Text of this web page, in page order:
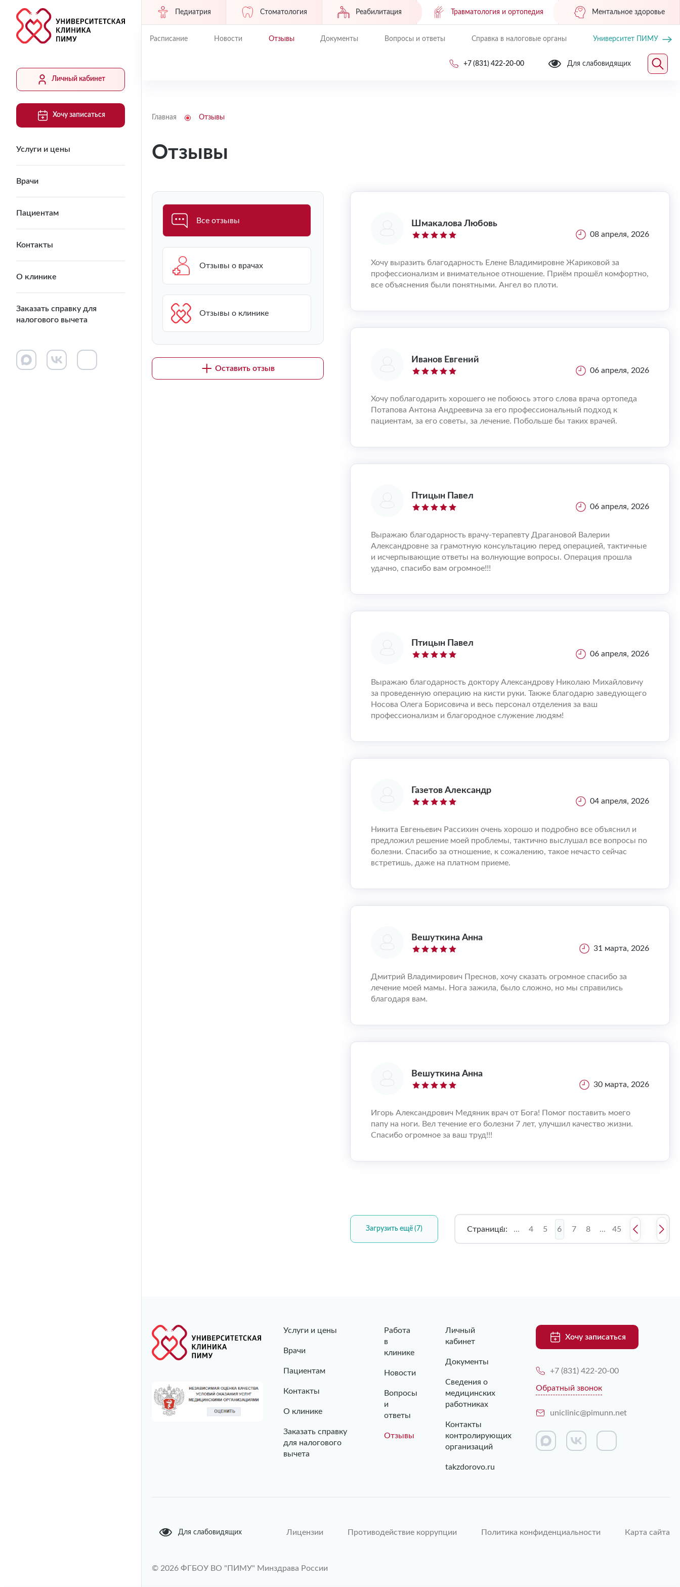
Личный кабинет
Хочу записаться
Услуги и цены
Врачи
Пациентам
Контакты
О клинике
Заказать справку для
налогового вычета
Педиатрия Стоматология Реабилитация Травматология и ортопедия Ментальное здоровье
Расписание Новости Отзывы Документы Вопросы и ответы Справка в налоговые органы Университет ПИМУ
+7 (831) 422-20-00 Для слабовидящих
Главная Отзывы
Отзывы
Все отзывы
Отзывы о врачах
Отзывы о клинике
Оставить отзыв
Шмакалова Любовь
08 апреля, 2026
Хочу выразить благодарность Елене Владимировне Жариковой за
профессионализм и внимательное отношение. Приём прошёл комфортно,
все объяснения были понятными. Ангел во плоти.
Иванов Евгений
06 апреля, 2026
Хочу поблагодарить хорошего не побоюсь этого слова врача ортопеда
Потапова Антона Андреевича за его профессиональный подход к
пациентам, за его советы, за лечение. Побольше бы таких врачей.
Птицын Павел
06 апреля, 2026
Выражаю благодарность врачу-терапевту Драгановой Валерии
Александровне за грамотную консультацию перед операцией, тактичные
и исчерпывающие ответы на волнующие вопросы. Операция прошла
удачно, спасибо вам огромное!!!
Птицын Павел
06 апреля, 2026
Выражаю благодарность доктору Александрову Николаю Михайловичу
за проведенную операцию на кисти руки. Также благодарю заведующего
Носова Олега Борисовича и весь персонал отделения за ваш
профессионализм и благородное служение людям!
Газетов Александр
04 апреля, 2026
Никита Евгеньевич Рассихин очень хорошо и подробно все объяснил и
предложил решение моей проблемы, тактично выслушал все вопросы по
болезни. Спасибо за отношение, к сожалению, такое нечасто сейчас
встретишь, даже на платном приеме.
Вешуткина Анна
31 марта, 2026
Дмитрий Владимирович Преснов, хочу сказать огромное спасибо за
лечение моей мамы. Нога зажила, было сложно, но мы справились
благодаря вам.
Вешуткина Анна
30 марта, 2026
Игорь Александрович Медяник врач от Бога! Помог поставить моего
папу на ноги. Вел течение его болезни 7 лет, улучшил качество жизни.
Спасибо огромное за ваш труд!!!
Загрузить ещё (7) Страницы:
1 ... 4 5 6 7 8 ... 45
Услуги и цены
Врачи
Пациентам
Контакты
О клинике
Заказать справку
для налогового
вычета
Работа
в
клинике
Новости
Вопросы
и
ответы
Отзывы
Личный
кабинет
Документы
Сведения о
медицинских
работниках
Контакты
контролирующих
организаций
takzdorovo.ru
Хочу записаться
+7 (831) 422-20-00
Обратный звонок
uniclinic@pimunn.net
Для слабовидящих Лицензии Противодействие коррупции Политика конфиденциальности Карта сайта
© 2026 ФГБОУ ВО "ПИМУ" Минздрава России